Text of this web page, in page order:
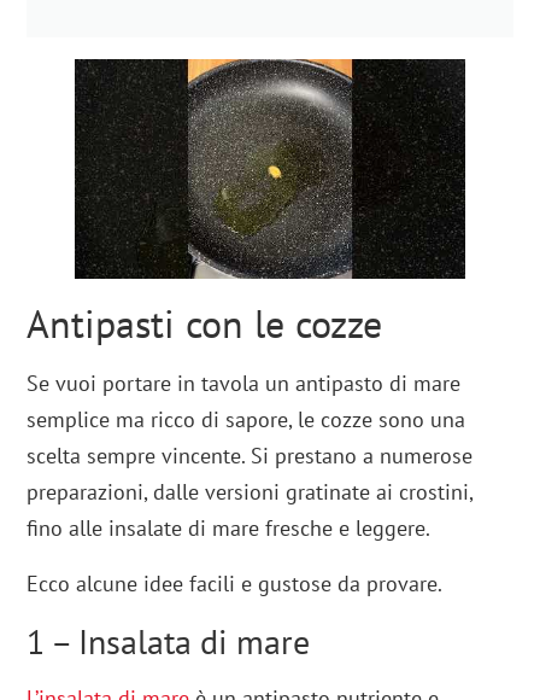
Antipasti con le cozze
Se vuoi portare in tavola un antipasto di mare
semplice ma ricco di sapore, le cozze sono una
scelta sempre vincente. Si prestano a numerose
preparazioni, dalle versioni gratinate ai crostini,
fino alle insalate di mare fresche e leggere.
Ecco alcune idee facili e gustose da provare.
1 – Insalata di mare